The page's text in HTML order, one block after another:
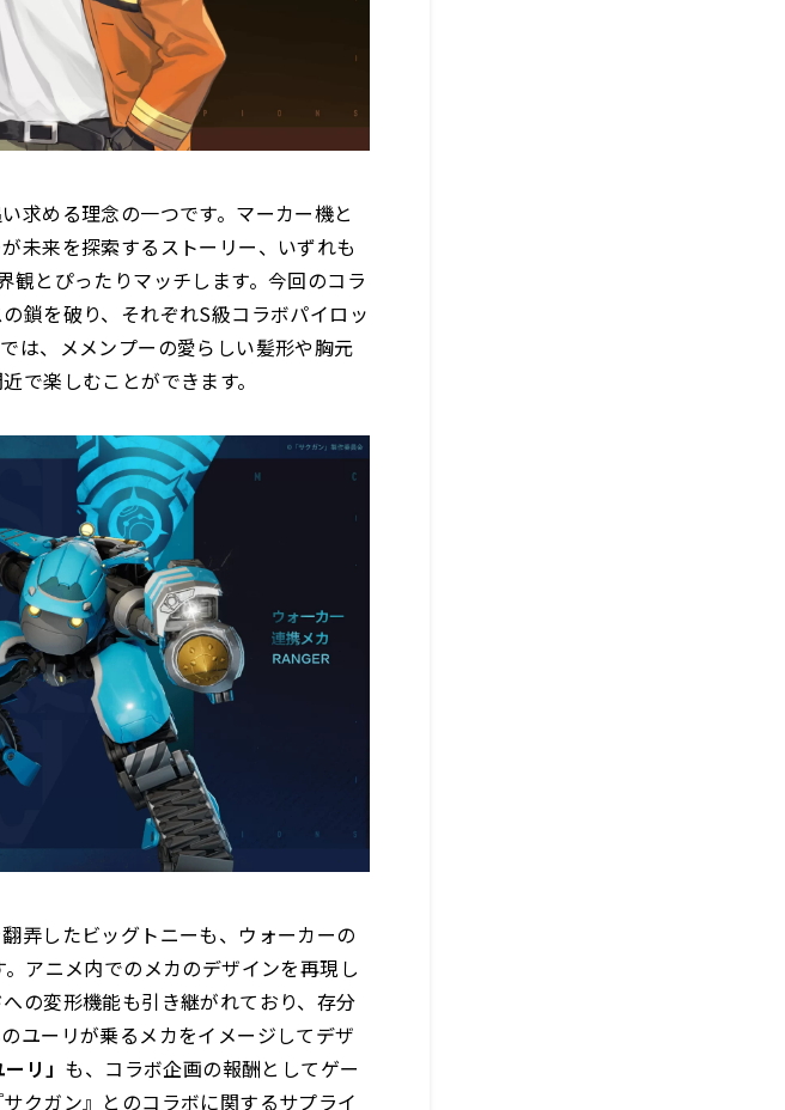
求める理念の一つです。マーカー機と
未来を探索するストーリー、いずれも
観とぴったりマッチします。今回のコラ
鎖を破り、それぞれS級コラボパイロッ
は、メメンプーの愛らしい髪形や胸元
で楽しむことができます。
弄したビッグトニーも、ウォーカーの
アニメ内でのメカのデザインを再現し
の変形機能も引き継がれており、存分
ユーリが乗るメカをイメージしてデザ
リ」 も、コラボ企画の報酬としてゲー
クガン』とのコラボに関するサプライ